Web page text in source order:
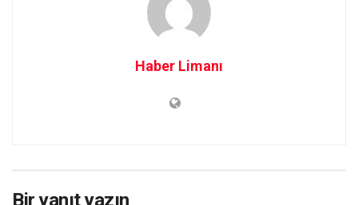
Haber Limanı
Bir yanıt yazın